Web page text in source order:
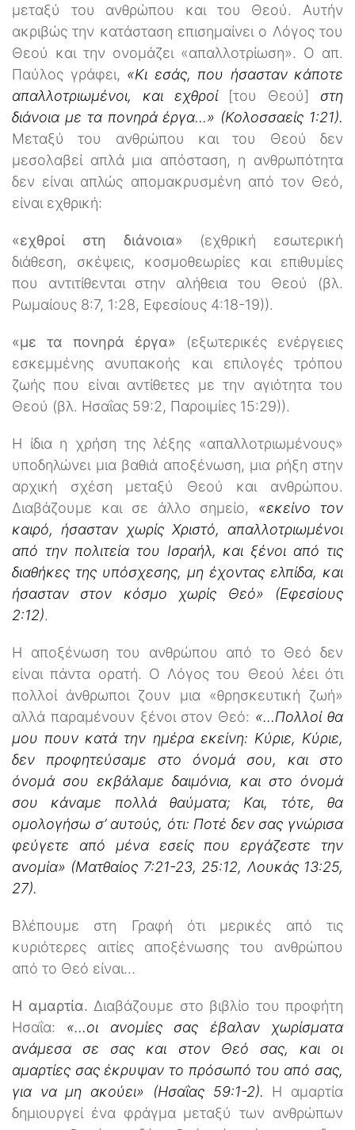
μεταξύ του ανθρώπου και του Θεού. Αυτήν
ακριβώς την κατάσταση επισημαίνει ο Λόγος του
Θεού και την ονομάζει «απαλλοτρίωση». Ο απ.
Παύλος γράφει, «Κι εσάς, που ήσασταν κάποτε
απαλλοτριωμένοι, και εχθροί [του Θεού]
στη
διάνοια με τα πονηρά έργα...» (Κολοσσαείς 1:21).
Μεταξύ του ανθρώπου και του Θεού δεν
μεσολαβεί απλά μια απόσταση, η ανθρωπότητα
δεν είναι απλώς απομακρυσμένη από τον Θεό,
είναι εχθρική:
«εχθροί στη διάνοια» (εχθρική εσωτερική
διάθεση, σκέψεις, κοσμοθεωρίες και επιθυμίες
που αντιτίθενται στην αλήθεια του Θεού (βλ.
Ρωμαίους 8:7, 1:28, Εφεσίους 4:18-19)).
«με τα πονηρά έργα» (εξωτερικές ενέργειες
εσκεμμένης ανυπακοής και επιλογές τρόπου
ζωής που είναι αντίθετες με την αγιότητα του
Θεού (βλ. Ησαΐας 59:2, Παροιμίες 15:29)).
Η ίδια η χρήση της λέξης «απαλλοτριωμένους»
υποδηλώνει μια βαθιά αποξένωση, μια ρήξη στην
αρχική σχέση μεταξύ Θεού και ανθρώπου.
Διαβάζουμε και σε άλλο σημείο, «εκείνο τον
καιρό, ήσασταν χωρίς Χριστό, απαλλοτριωμένοι
από την πολιτεία του Ισραήλ, και ξένοι από τις
διαθήκες της υπόσχεσης, μη έχοντας ελπίδα, και
ήσασταν στον κόσμο χωρίς Θεό» (Εφεσίους
2:12).
Η αποξένωση του ανθρώπου από το Θεό δεν
είναι πάντα ορατή. Ο Λόγος του Θεού λέει ότι
πολλοί άνθρωποι ζουν μια «θρησκευτική ζωή»
αλλά παραμένουν ξένοι στον Θεό: «…Πολλοί θα
μου πουν κατά την ημέρα εκείνη: Κύριε, Κύριε,
δεν προφητεύσαμε στο όνομά σου, και στο
όνομά σου εκβάλαμε δαιμόνια, και στο όνομά
σου κάναμε πολλά θαύματα; Και, τότε, θα
ομολογήσω σ’ αυτούς, ότι: Ποτέ δεν σας γνώρισα
φεύγετε από μένα εσείς που εργάζεστε την
ανομία» (Ματθαίος 7:21-23, 25:12, Λουκάς 13:25,
27).
Βλέπουμε στη Γραφή ότι μερικές από τις
κυριότερες αιτίες αποξένωσης του ανθρώπου
από το Θεό είναι...
Η αμαρτία. Διαβάζουμε στο βιβλίο του προφήτη
Ησαΐα: «…οι ανομίες σας έβαλαν χωρίσματα
ανάμεσα σε σας και στον Θεό σας, και οι
αμαρτίες σας έκρυψαν το πρόσωπό του από σας,
για να μη ακούει» (Ησαΐας 59:1-2). Η αμαρτία
δημιουργεί ένα φράγμα μεταξύ των ανθρώπων